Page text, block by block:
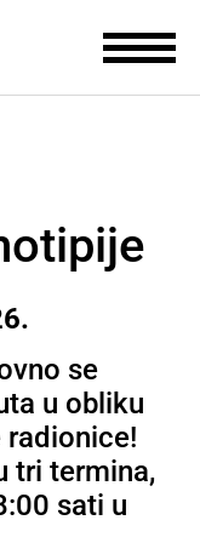
se
u obliku
tri termina,
sati u